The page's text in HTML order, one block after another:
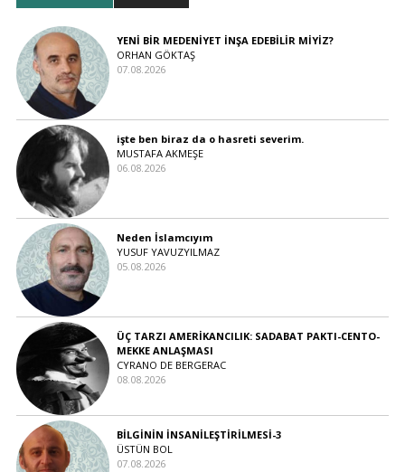
YENİ BİR MEDENİYET İNŞA EDEBİLİR MİYİZ?
ORHAN GÖKTAŞ
07.08.2026
işte ben biraz da o hasreti severim.
MUSTAFA AKMEŞE
06.08.2026
Neden İslamcıyım
YUSUF YAVUZYILMAZ
05.08.2026
ÜÇ TARZI AMERİKANCILIK: SADABAT PAKTI-CENTO-
MEKKE ANLAŞMASI
CYRANO DE BERGERAC
08.08.2026
BİLGİNİN İNSANİLEŞTİRİLMESİ-3
ÜSTÜN BOL
07.08.2026